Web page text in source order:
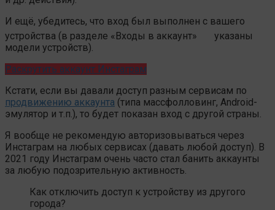
И ещё, убедитесь, что вход был выполнен с вашего
устройства (в разделе «Входы в аккаунт»
указаны
модели устройств).
Раскрутить аккаунт Инстаграм
Кстати, если вы давали доступ разным сервисам по
продвижению аккаунта (типа массфолловинг, Android-
эмулятор и т.п.), то будет показан вход с другой страны.
Я вообще не рекомендую авторизовываться через
Инстаграм на любых сервисах (давать любой доступ). В
2021 году Инстаграм очень часто стал банить аккаунты
за любую подозрительную активность.
Как отключить доступ к устройству из другого
города?